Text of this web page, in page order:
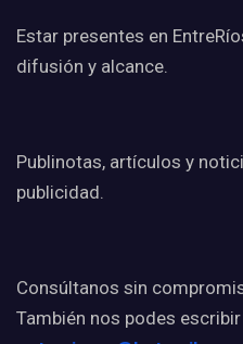
Estar presentes en
difusión y alcance.
Publinotas, artículos y
publicidad.
Consúltanos sin
También nos podes